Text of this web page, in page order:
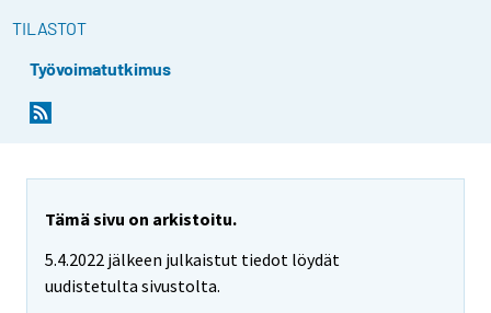
TILASTOT
Työvoimatutkimus
Tämä sivu on arkistoitu.
5.4.2022 jälkeen julkaistut tiedot löydät
uudistetulta sivustolta.